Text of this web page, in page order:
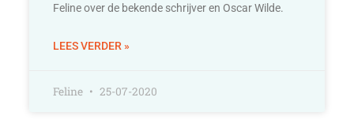
Feline over de bekende schrijver en Oscar Wilde.
LEES VERDER »
Feline 25-07-2020